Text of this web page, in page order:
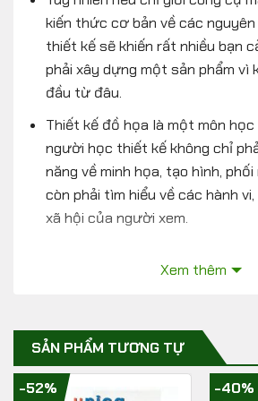
kiến thức cơ bản về các
thiết kế sẽ khiến rất nhiều bạn
phải xây dựng một sản phẩm vì
đầu từ đâu.
Thiết kế đồ họa là một môn
người học thiết kế không chỉ
năng về minh họa, tạo hình,
còn phải tìm hiểu về các hành
xã hội của người xem.
mới bắt đầu và không chuyên”
Lợi bao gồm 41 bài giảng và 8
Khóa học sẽ mang lại những
môn thiết kế đồ họa, giúp cho
Xem thêm
SẢN PHẨM TƯƠNG TỰ
-52% -40%